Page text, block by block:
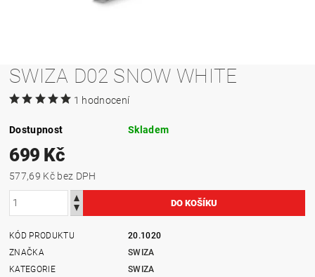
SWIZA D02 SNOW WHITE
1 hodnocení
Dostupnost Skladem
699 Kč
577,69 Kč bez DPH
KÓD PRODUKTU
20.1020
ZNAČKA
SWIZA
KATEGORIE
SWIZA